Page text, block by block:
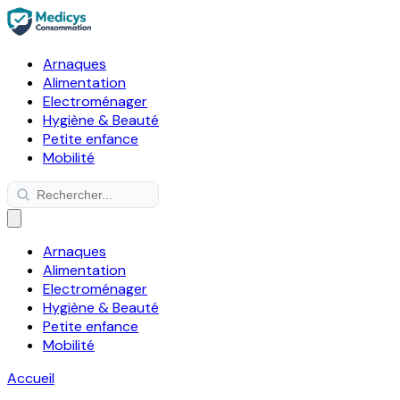
Arnaques
Alimentation
Electroménager
Hygiène & Beauté
Petite enfance
Mobilité
Arnaques
Alimentation
Electroménager
Hygiène & Beauté
Petite enfance
Mobilité
Accueil